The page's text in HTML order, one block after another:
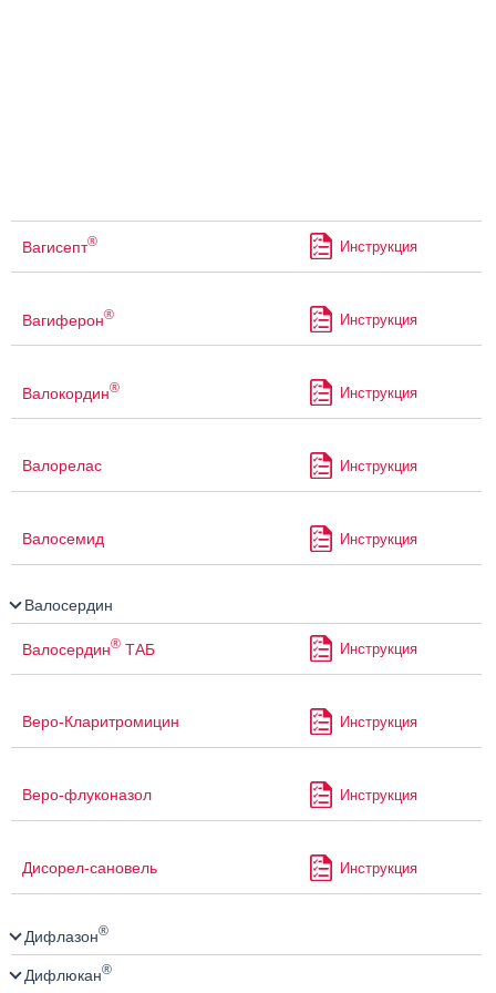
Вагисепт® Инструкция
Вагиферон® Инструкция
Валокордин® Инструкция
Валорелас Инструкция
Валосемид Инструкция
Валосердин
Валосердин® ТАБ Инструкция
Веро-Кларитромицин Инструкция
Веро-флуконазол Инструкция
Дисорел-сановель Инструкция
Дифлазон®
Дифлюкан®